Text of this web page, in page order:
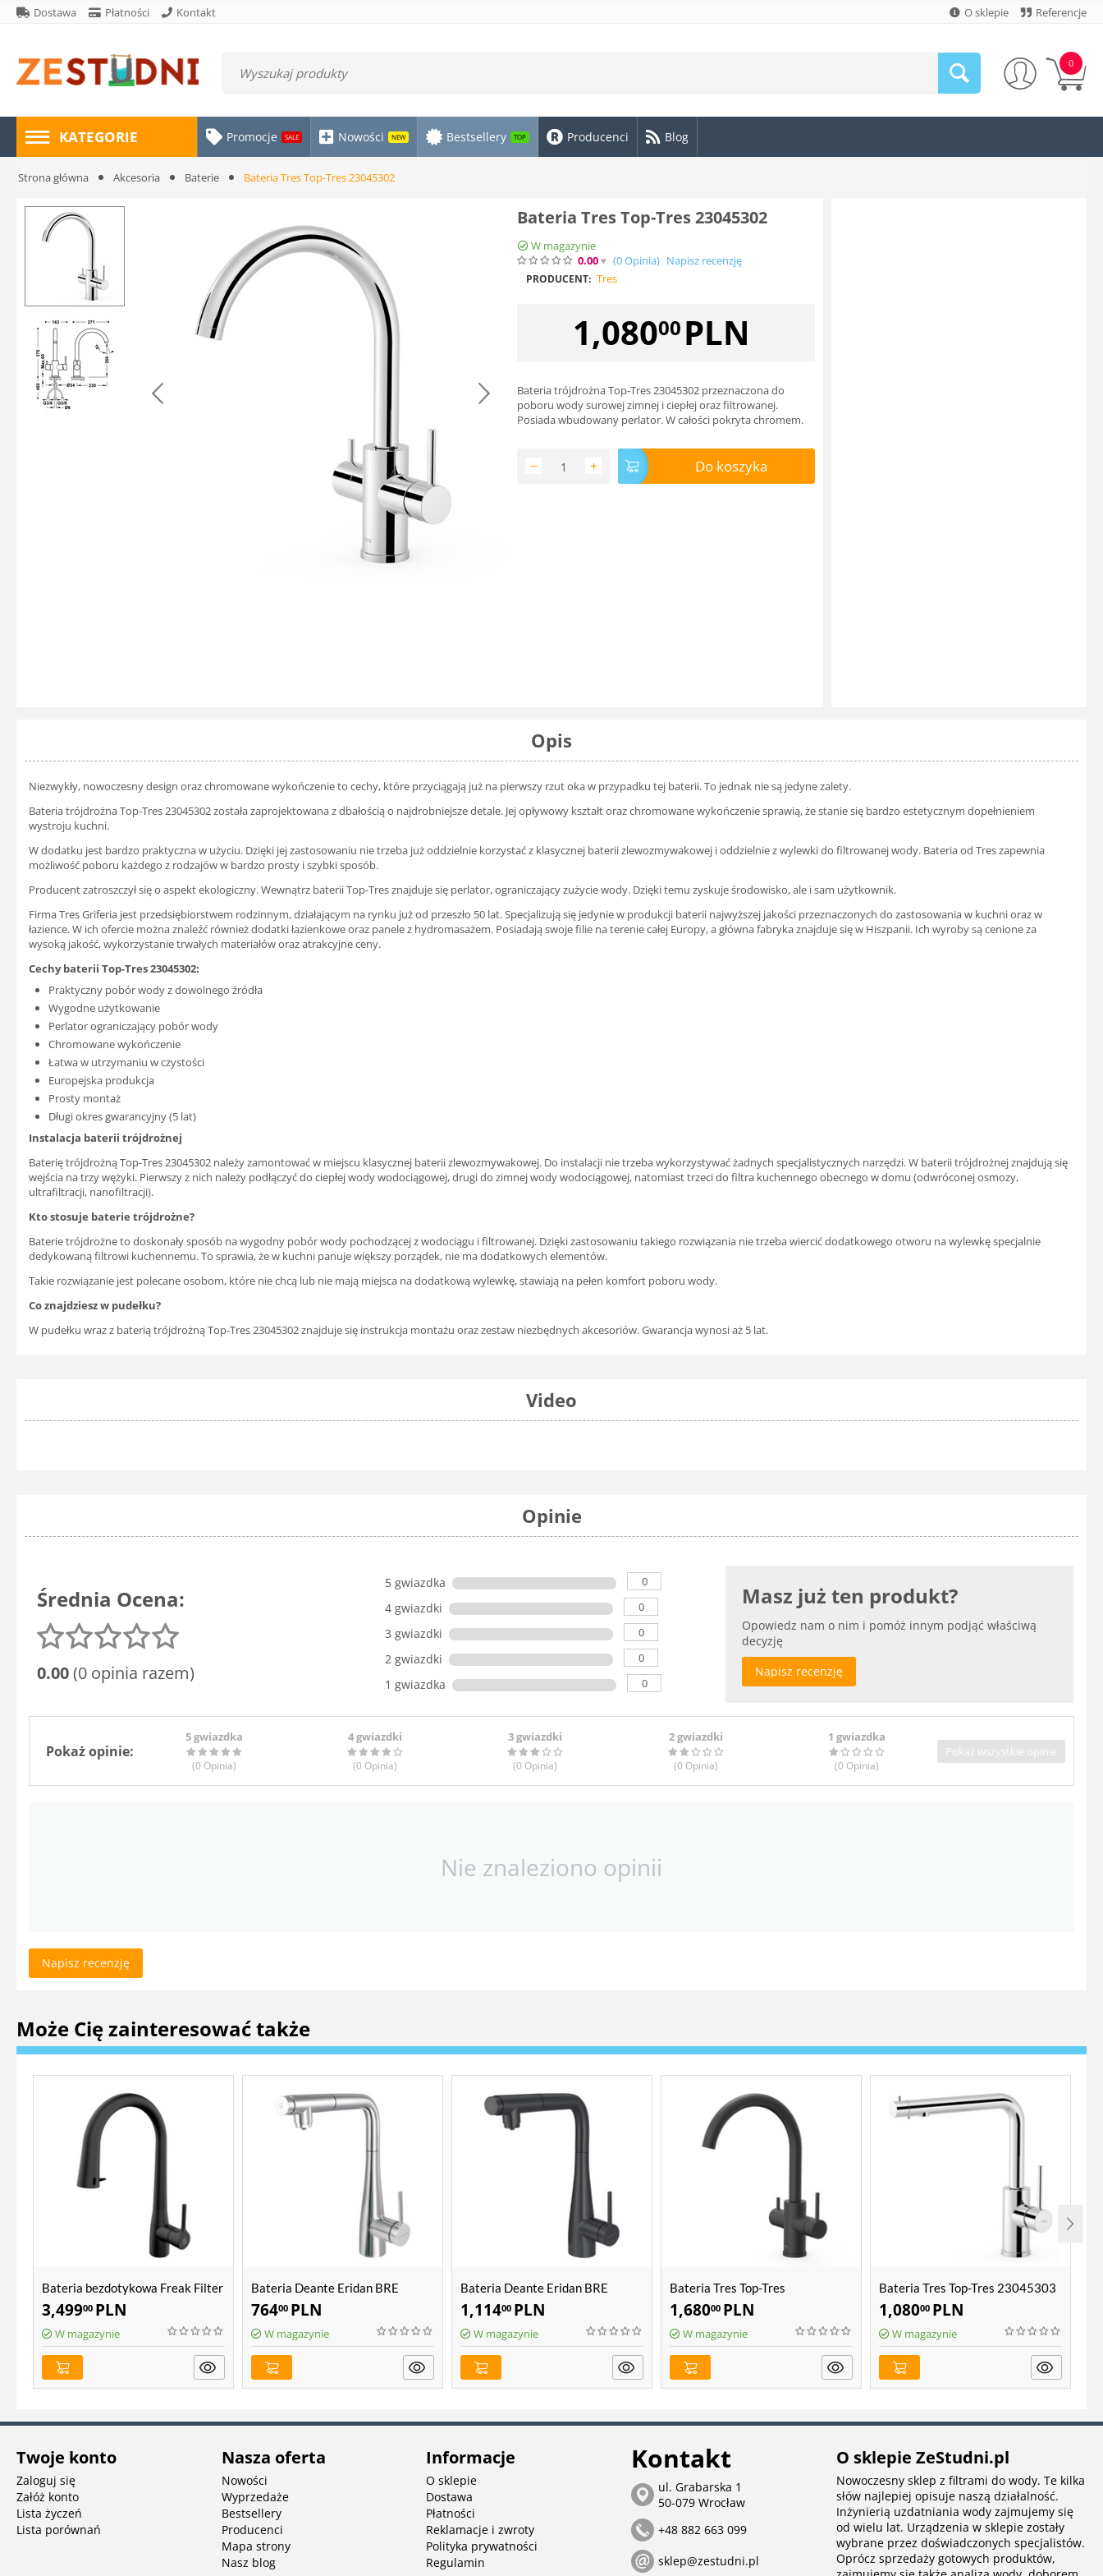
Dostawa Płatności Kontakt O sklepie Referencje
0
KATEGORIE Promocje SALE Nowości NEW Bestsellery TOP Producenci Blog
Strona główna Akcesoria Baterie Bateria Tres Top-Tres 23045302
Bateria Tres Top-Tres 23045302
W magazynie
0.00
(0Opinia) Napisz recenzję
PRODUCENT: Tres
1,08000 PLN
Bateria trójdrożna Top-Tres 23045302 przeznaczona do
poboru wody surowej zimnej i ciepłej oraz filtrowanej.
Posiada wbudowany perlator. W całości pokryta chromem.
+
− Do koszyka
Opis
Niezwykły, nowoczesny design oraz chromowane wykończenie to cechy, które przyciągają już na pierwszy rzut oka w przypadku tej baterii. To jednak nie są jedyne zalety.
Bateria trójdrożna Top-Tres 23045302 została zaprojektowana z dbałością o najdrobniejsze detale. Jej opływowy kształt oraz chromowane wykończenie sprawią, że stanie się bardzo estetycznym dopełnieniem
wystroju kuchni.
W dodatku jest bardzo praktyczna w użyciu. Dzięki jej zastosowaniu nie trzeba już oddzielnie korzystać z klasycznej baterii zlewozmywakowej i oddzielnie z wylewki do filtrowanej wody. Bateria od Tres zapewnia
możliwość poboru każdego z rodzajów w bardzo prosty i szybki sposób.
Producent zatroszczył się o aspekt ekologiczny. Wewnątrz baterii Top-Tres znajduje się perlator, ograniczający zużycie wody. Dzięki temu zyskuje środowisko, ale i sam użytkownik.
Firma Tres Griferia jest przedsiębiorstwem rodzinnym, działającym na rynku już od przeszło 50 lat. Specjalizują się jedynie w produkcji baterii najwyższej jakości przeznaczonych do zastosowania w kuchni oraz w
łazience. W ich ofercie można znaleźć również dodatki łazienkowe oraz panele z hydromasażem. Posiadają swoje filie na terenie całej Europy, a główna fabryka znajduje się w Hiszpanii. Ich wyroby są cenione za
wysoką jakość, wykorzystanie trwałych materiałów oraz atrakcyjne ceny.
Cechy baterii Top-Tres 23045302:
Praktyczny pobór wody z dowolnego źródła
Wygodne użytkowanie
Perlator ograniczający pobór wody
Chromowane wykończenie
Łatwa w utrzymaniu w czystości
Europejska produkcja
Prosty montaż
Długi okres gwarancyjny (5 lat)
Instalacja baterii trójdrożnej
Baterię trójdrożną Top-Tres 23045302 należy zamontować w miejscu klasycznej baterii zlewozmywakowej. Do instalacji nie trzeba wykorzystywać żadnych specjalistycznych narzędzi. W baterii trójdrożnej znajdują się
wejścia na trzy wężyki. Pierwszy z nich należy podłączyć do ciepłej wody wodociągowej, drugi do zimnej wody wodociągowej, natomiast trzeci do filtra kuchennego obecnego w domu (odwróconej osmozy,
ultrafiltracji, nanofiltracji).
Kto stosuje baterie trójdrożne?
Baterie trójdrożne to doskonały sposób na wygodny pobór wody pochodzącej z wodociągu i filtrowanej. Dzięki zastosowaniu takiego rozwiązania nie trzeba wiercić dodatkowego otworu na wylewkę specjalnie
dedykowaną filtrowi kuchennemu. To sprawia, że w kuchni panuje większy porządek, nie ma dodatkowych elementów.
Takie rozwiązanie jest polecane osobom, które nie chcą lub nie mają miejsca na dodatkową wylewkę, stawiają na pełen komfort poboru wody.
Co znajdziesz w pudełku?
W pudełku wraz z baterią trójdrożną Top-Tres 23045302 znajduje się instrukcja montażu oraz zestaw niezbędnych akcesoriów. Gwarancja wynosi aż 5 lat.
Video
Opinie
Średnia Ocena:
0.00(0 opinia razem)
5 gwiazdka 0
4 gwiazdki 0
3 gwiazdki 0
2 gwiazdki 0
1 gwiazdka 0
Masz już ten produkt?
Opowiedz nam o nim i pomóż innym podjąć właściwą
decyzję
Napisz recenzję
Pokaż opinie:
5 gwiazdka
(0 Opinia)
4 gwiazdki
(0 Opinia)
3 gwiazdki
(0 Opinia)
2 gwiazdki
(0 Opinia)
1 gwiazdka
(0 Opinia)
Pokaż wszystkie opinie
Nie znaleziono opinii
Napisz recenzję
Może Cię zainteresować także
Bateria bezdotykowa Freak Filter
3,49900 PLN
W magazynie
Bateria Deante Eridan BRE
075M
76400 PLN
W magazynie
Bateria Deante Eridan BRE
N75M
1,11400 PLN
W magazynie
Bateria Tres Top-Tres
23045302NM
1,68000 PLN
W magazynie
Bateria Tres Top-Tres 23045303
1,08000 PLN
W magazynie
Twoje konto
Zaloguj się
Załóż konto
Lista życzeń
Lista porównań
Nasza oferta
Nowości
Wyprzedaże
Bestsellery
Producenci
Mapa strony
Nasz blog
Informacje
O sklepie
Dostawa
Płatności
Reklamacje i zwroty
Polityka prywatności
Regulamin
Kontakt
ul. Grabarska 1
50-079 Wrocław
+48 882 663 099
sklep@zestudni.pl
O sklepie ZeStudni.pl
Nowoczesny sklep z filtrami do wody. Te kilka
słów najlepiej opisuje naszą działalność.
Inżynierią uzdatniania wody zajmujemy się
od wielu lat. Urządzenia w sklepie zostały
wybrane przez doświadczonych specjalistów.
Oprócz sprzedaży gotowych produktów,